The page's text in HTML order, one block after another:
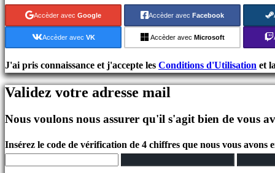
indés
Jeux
de
simulation
Jeux
de
casse
Jeux
combat
Demos
Accèder avec Google Accèder avec Facebook
Accèder avec VK Accèder avec Microsoft
J'ai pris connaissance et j'accepte les Conditions d'Utilisation et la
Validez votre adresse mail
Nous voulons nous assurer qu'il s'agit bien de vous
Insérez le code de vérification de 4 chiffres que nous vous avons